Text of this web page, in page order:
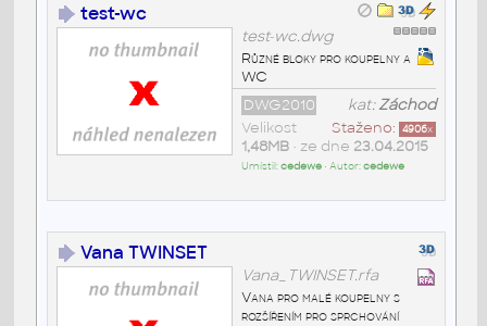
test-wc
test-wc.dwg
Různé bloky pro koupelny a
WC
kat:Záchod
DWG2010
Staženo: 4906x
Velikost
1,48MB• ze dne 23.04.2015
Umístil:cedewe• Autor:cedewe
Vana TWINSET
Vana_TWINSET.rfa
Vana pro malé koupelny s
rozšířením pro sprchování